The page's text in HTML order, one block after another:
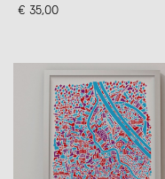
Siebdruck
€ 35,00